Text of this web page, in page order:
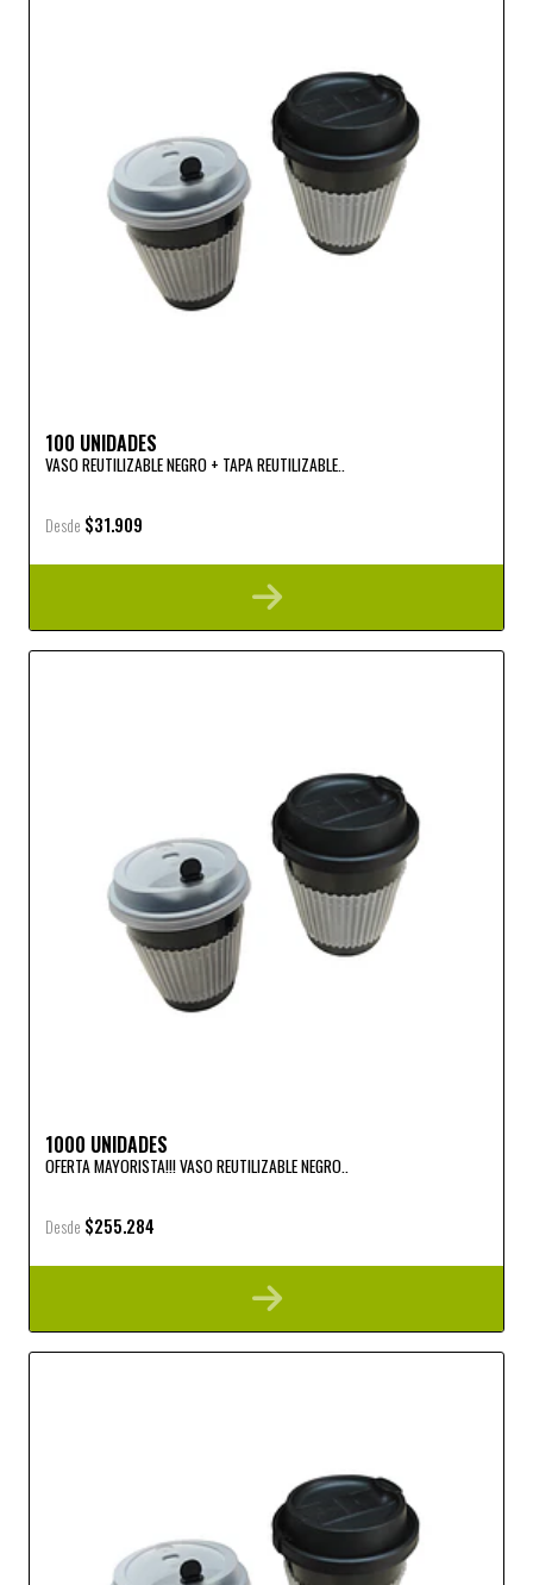
100 UNIDADES
VASO REUTILIZABLE NEGRO + TAPA REUTILIZABLE..
Desde $31.909
1000 UNIDADES
OFERTA MAYORISTA!!! VASO REUTILIZABLE NEGRO..
Desde $255.284